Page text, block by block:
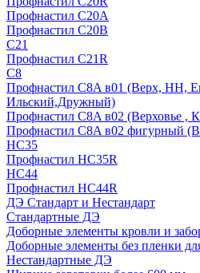
Профнастил С20А
Профнастил С20В
C21
Профнастил С21R
C8
Профнастил С8A в01 (Верх, НН,
Ильский,Дружный)
Профнастил С8A в02 (Верховье ,
Профнастил С8A в02 фигурный
HС35
Профнастил HC35R
НС44
Профнастил НС44R
ДЭ Стандарт и Нестандарт
Стандартные ДЭ
Доборные элементы кровли и
Доборные элементы без пленки
Нестандартные ДЭ